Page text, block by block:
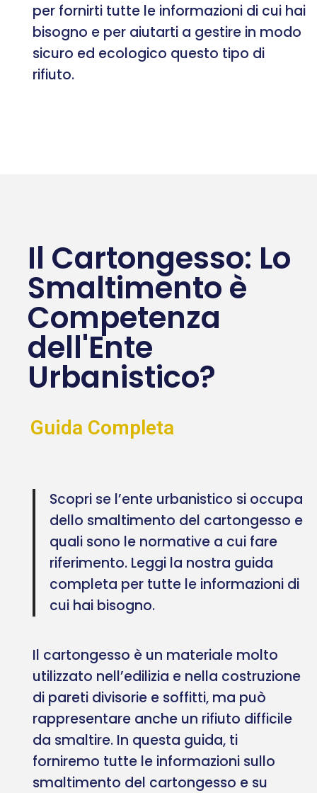
per fornirti tutte le informazioni di cui hai
bisogno e per aiutarti a gestire in modo
sicuro ed ecologico questo tipo di
rifiuto.
Il Cartongesso: Lo
Smaltimento è
Competenza
dell'Ente
Urbanistico?
Guida Completa
Scopri se l’ente urbanistico si occupa
dello smaltimento del cartongesso e
quali sono le normative a cui fare
riferimento. Leggi la nostra guida
completa per tutte le informazioni di
cui hai bisogno.
Il cartongesso è un materiale molto
utilizzato nell’edilizia e nella costruzione
di pareti divisorie e soffitti, ma può
rappresentare anche un rifiuto difficile
da smaltire. In questa guida, ti
forniremo tutte le informazioni sullo
smaltimento del cartongesso e su